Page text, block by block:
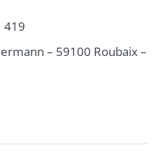
419
– 59100 Roubaix –